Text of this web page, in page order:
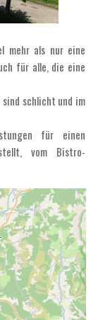
mehr als nur eine
für alle, die eine
sind schlicht und im
für einen
vom Bistro-